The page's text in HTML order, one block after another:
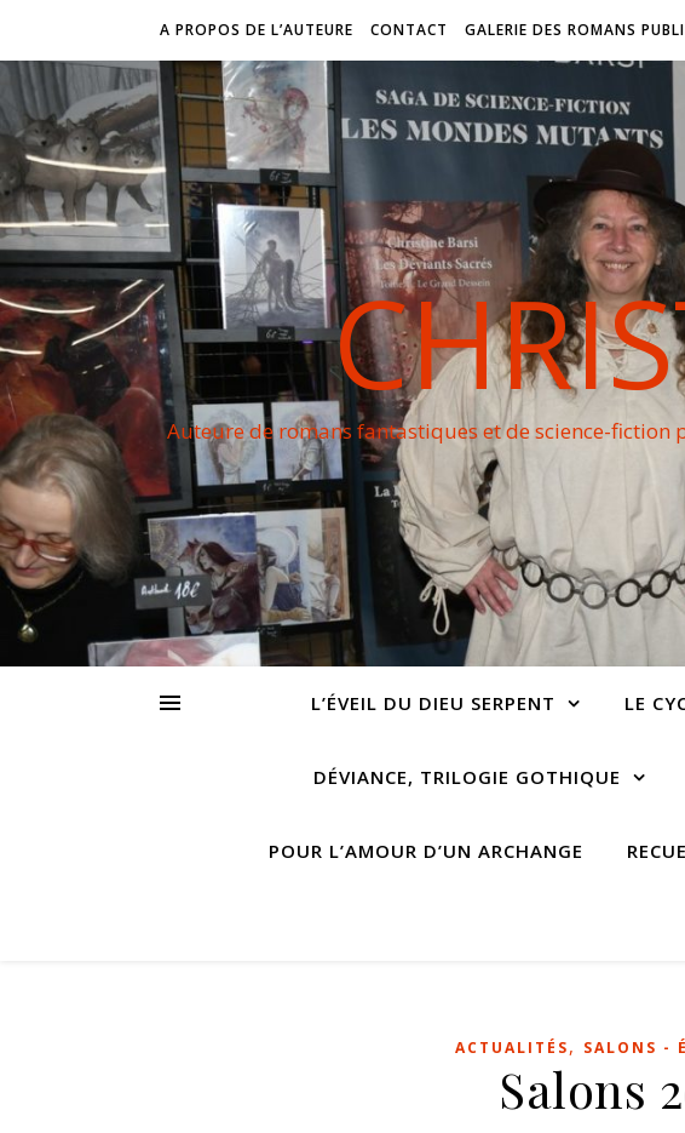
A PROPOS DE L’AUTEURE CONTACT GALERIE DES ROMANS
Auteure de romans fantastiques et de science-
L’ÉVEIL DU DIEU SERPENT LE
DÉVIANCE, TRILOGIE GOTHIQUE
POUR L’AMOUR D’UN ARCHANGE
ACTUALITÉS, SALONS -
Salons